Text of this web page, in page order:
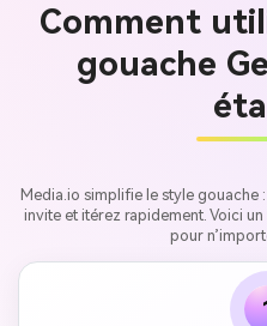
Comment
gouache
Media.io simplifie le style
invite et itérez rapidement. Voici
pour